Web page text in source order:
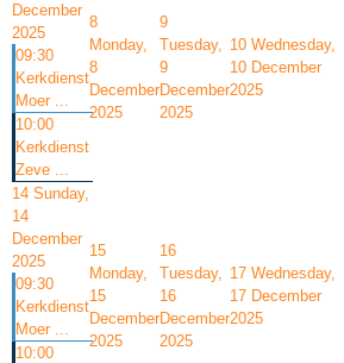
December
2025
09:30
Kerkdienst
Moer ...
10:00
Kerkdienst
Zeve ...
8
Monday,
8
December
2025
9
Tuesday,
9
December
2025
10 Wednesday,
10 December
2025
14 Sunday,
14
December
2025
09:30
Kerkdienst
Moer ...
10:00
15
Monday,
15
December
2025
16
Tuesday,
16
December
2025
17 Wednesday,
17 December
2025